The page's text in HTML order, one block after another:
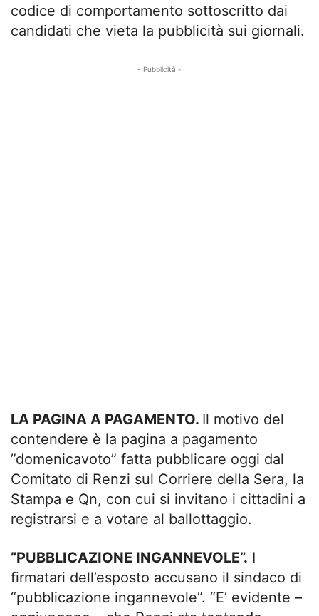
codice di comportamento sottoscritto dai
candidati che vieta la pubblicità sui giornali.
- Pubblicità -
LA PAGINA A PAGAMENTO. Il motivo del
contendere è la pagina a pagamento
”domenicavoto” fatta pubblicare oggi dal
Comitato di Renzi sul Corriere della Sera, la
Stampa e Qn, con cui si invitano i cittadini a
registrarsi e a votare al ballottaggio.
”PUBBLICAZIONE INGANNEVOLE”. I
firmatari dell’esposto accusano il sindaco di
“pubblicazione ingannevole”. “E’ evidente –